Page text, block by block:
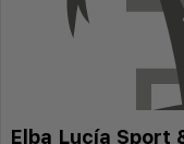
Elba Lucía Sport